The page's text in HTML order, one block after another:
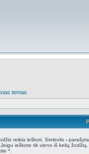
temas
reikia ieškoti. Simbolis -
ieškote tik vieno iš kelių žodžių,
*.